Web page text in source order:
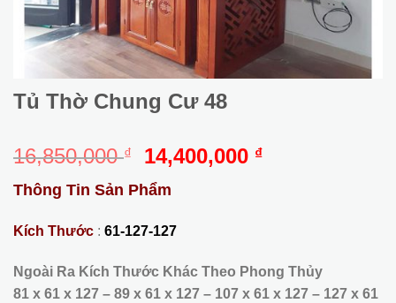
Tủ Thờ Chung Cư 48
16,850,000₫
Giá
gốc
là:
14,400,000 ₫Giá
Thông Tin Sản Phẩm
Kích Thước : 61-127-127
Ngoài Ra Kích Thước Khác Theo Phong Thủy
81 x 61 x 127 – 89 x 61 x 127 – 107 x 61 x 127 – 127 x 61